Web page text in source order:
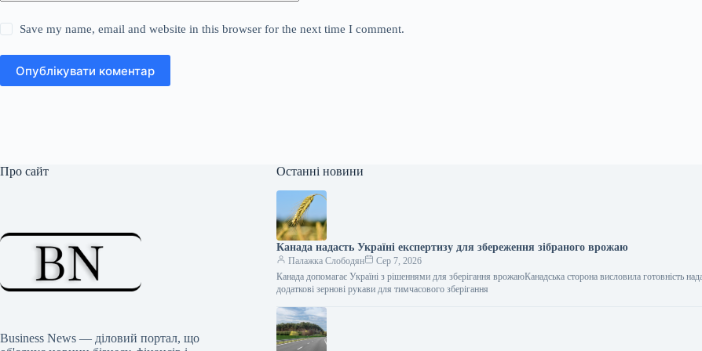
Save my name, email and website in this browser for the next time I comment.
Опублікувати коментар
Про сайт
Business News — діловий портал, що
Останні новини
Канада надасть Україні експертизу для збереження зібраного врожаю
Палажка Слободян
Сер 7, 2026
Канада допомагає Україні з рішеннями для зберігання врожаюКанадська сторона висловила готовність
додаткові зернові рукави для тимчасового зберігання